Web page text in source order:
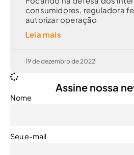
consumidores, reguladora
autorizar operação
Leia mais
19 de dezembro de 2022
Assine nossa
Nome
Seu e-mail